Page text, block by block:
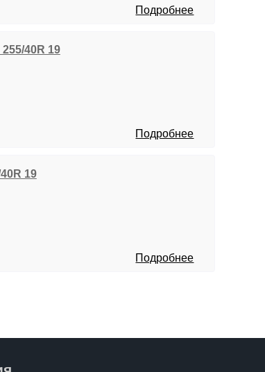
Подробнее
40R 19
Подробнее
19
Подробнее